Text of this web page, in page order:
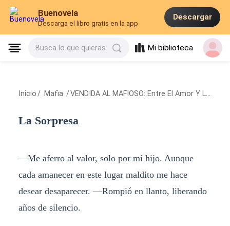
Buenovela
Descarga el libro gratis en la app
Descargar
Busca lo que quieras Mi biblioteca
Inicio / Mafia /VENDIDA AL MAFIOSO: Entre El Amor Y La Venganza
La Sorpresa
—Me aferro al valor, solo por mi hijo. Aunque
cada amanecer en este lugar maldito me hace
desear desaparecer. —Rompió en llanto, liberando
años de silencio.